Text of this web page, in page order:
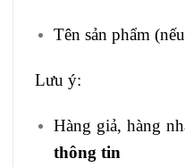
Tên sản phẩm
Lưu ý:
Hàng giả, hàng
thông tin